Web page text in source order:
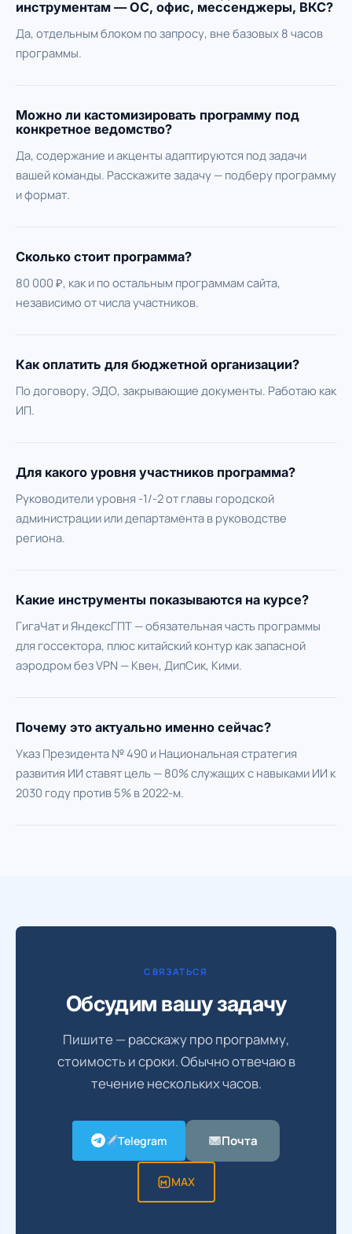
инструментам — ОС, офис, мессенджеры, ВКС?
Да, отдельным блоком по запросу, вне базовых 8 часов
программы.
Можно ли кастомизировать программу под
конкретное ведомство?
Да, содержание и акценты адаптируются под задачи
вашей команды. Расскажите задачу — подберу программу
и формат.
Сколько стоит программа?
80 000 ₽, как и по остальным программам сайта,
независимо от числа участников.
Как оплатить для бюджетной организации?
По договору, ЭДО, закрывающие документы. Работаю как
ИП.
Для какого уровня участников программа?
Руководители уровня -1/-2 от главы городской
администрации или департамента в руководстве
региона.
Какие инструменты показываются на курсе?
ГигаЧат и ЯндексГПТ — обязательная часть программы
для госсектора, плюс китайский контур как запасной
аэродром без VPN — Квен, ДипСик, Кими.
Почему это актуально именно сейчас?
Указ Президента № 490 и Национальная стратегия
развития ИИ ставят цель — 80% служащих с навыками ИИ к
2030 году против 5% в 2022-м.
СВЯЗАТЬСЯ
Обсудим вашу задачу
Пишите — расскажу про программу,
стоимость и сроки. Обычно отвечаю в
течение нескольких часов.
Telegram Почта
MAX